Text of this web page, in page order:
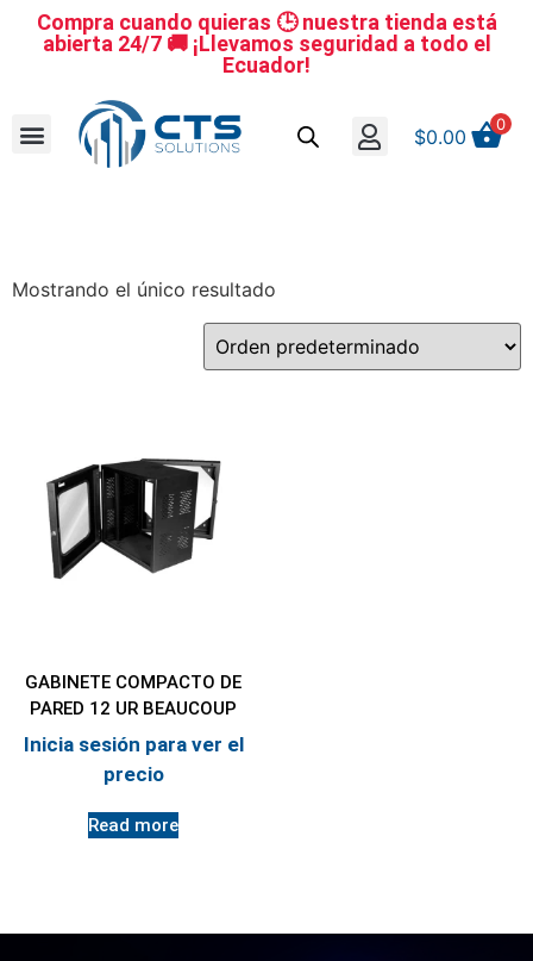
Compra cuando quieras 🕒 nuestra tienda está
abierta 24/7 🚚 ¡Llevamos seguridad a todo el
Ecuador!
$0.00
0
Mostrando el único resultado
GABINETE COMPACTO DE
PARED 12 UR BEAUCOUP
Inicia sesión para ver el
precio
Read more